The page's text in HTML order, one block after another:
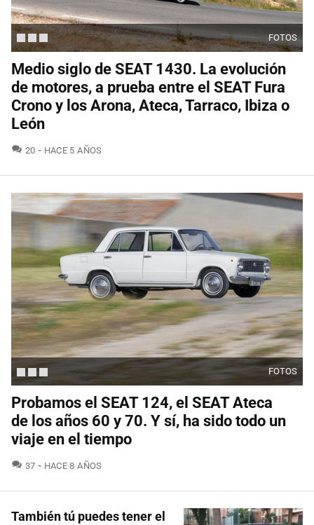
FOTOS
Medio siglo de SEAT 1430. La evolución
de motores, a prueba entre el SEAT Fura
Crono y los Arona, Ateca, Tarraco, Ibiza o
León
20 COMENTARIOS
HACE 5 AÑOS
FOTOS
Probamos el SEAT 124, el SEAT Ateca
de los años 60 y 70. Y sí, ha sido todo un
viaje en el tiempo
37 COMENTARIOS
HACE 8 AÑOS
También tú puedes tener el